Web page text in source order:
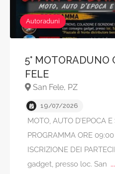
Autoraduni
5° MOTORADUNO
FELE
San Fele, PZ
19/07/2026
MOTO, AUTO D’EPOCA
PROGRAMMA ORE
ISCRIZIONE DEI
gadget, presso loc. San